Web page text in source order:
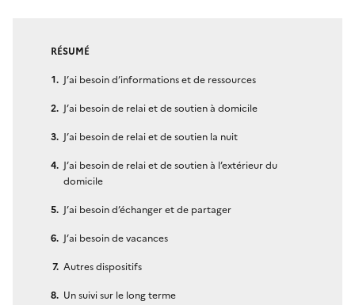
RÉSUMÉ
J’ai besoin d’informations et de ressources
J’ai besoin de relai et de soutien à domicile
J’ai besoin de relai et de soutien la nuit
J’ai besoin de relai et de soutien à l’extérieur du
domicile
J’ai besoin d’échanger et de partager
J’ai besoin de vacances
Autres dispositifs
Un suivi sur le long terme